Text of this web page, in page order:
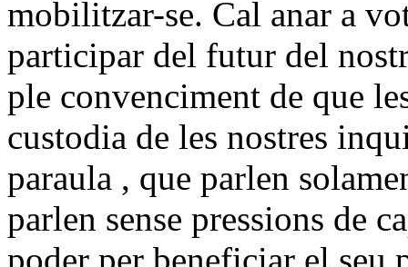
mobilitzar-se. Cal anar a
participar del futur del
ple convenciment de que
custodia de les nostres
paraula , que parlen
parlen sense pressions de